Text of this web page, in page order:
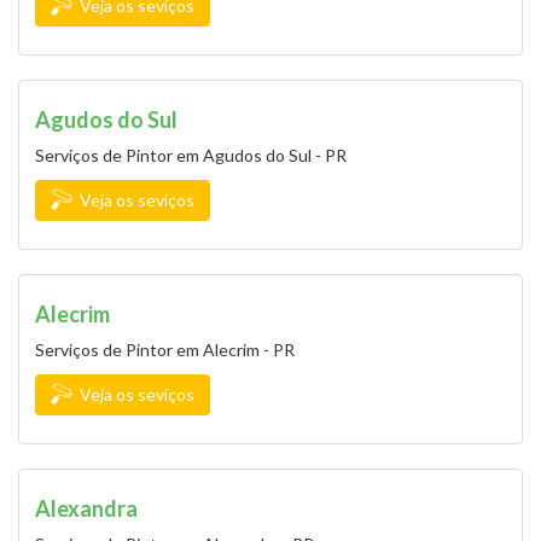
Veja os seviços
Agudos do Sul
Serviços de Pintor em Agudos do Sul - PR
Veja os seviços
Alecrim
Serviços de Pintor em Alecrim - PR
Veja os seviços
Alexandra